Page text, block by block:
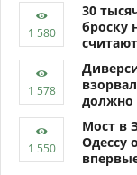
30
броску
должно
Мост в
Одессу